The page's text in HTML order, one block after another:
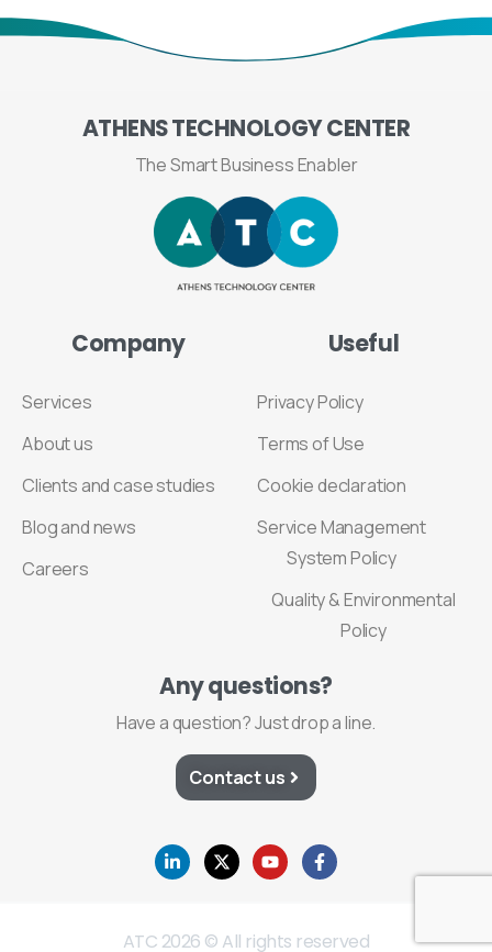
ATHENSTECHNOLOGYCENTER
The Smart Business Enabler
Company
Services
About us
Clients and case studies
Blog and news
Careers
Useful
Privacy Policy
Terms of Use
Cookie declaration
Service Management
System Policy
Quality & Environmental
Policy
Anyquestions?
Have a question? Just drop a line.
Contact us
ATC 2026 © All rights reserved